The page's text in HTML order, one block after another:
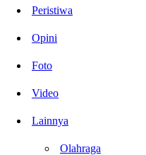
Peristiwa
Opini
Foto
Video
Lainnya
Olahraga